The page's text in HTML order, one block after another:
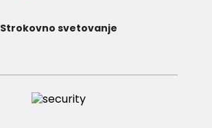
Strokovno svetovanje